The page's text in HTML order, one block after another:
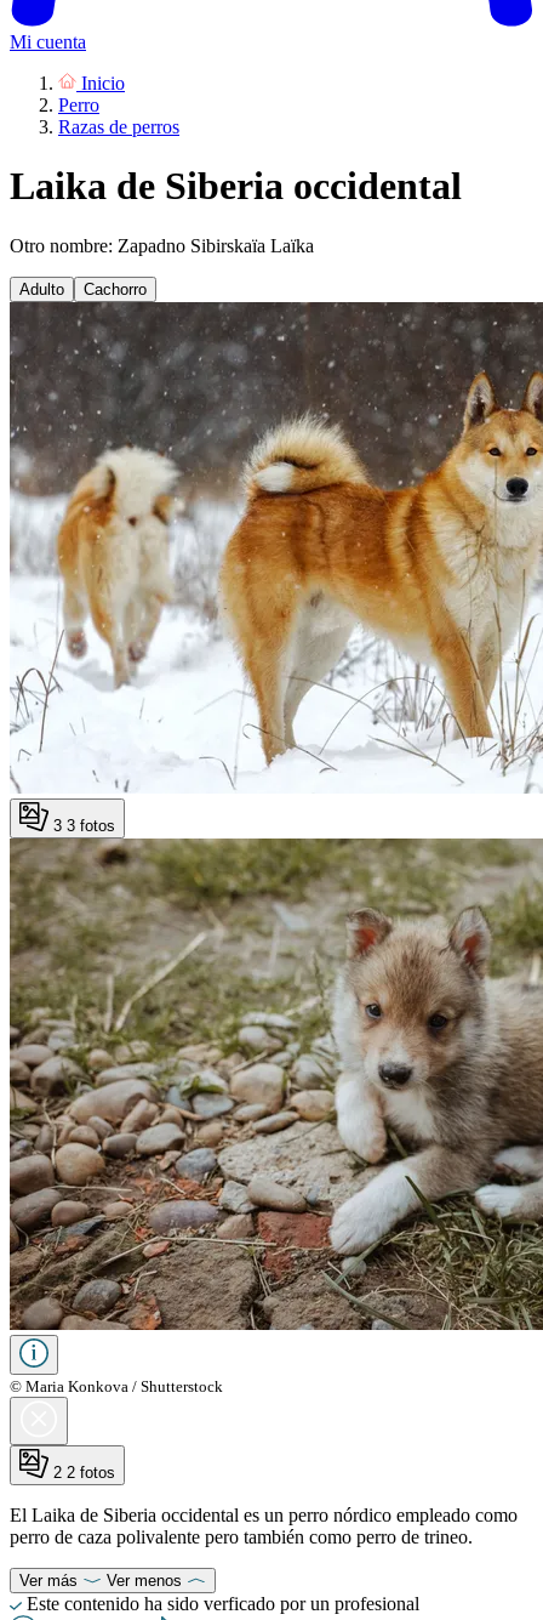
Mi cuenta
Inicio
Perro
Razas de perros
Laika de Siberia occidental
Otro nombre: Zapadno Sibirskaïa Laïka
Adulto Cachorro
3 3 fotos
© Maria Konkova / Shutterstock
2 2 fotos
El Laika de Siberia occidental es un perro nórdico empleado como
perro de caza polivalente pero también como perro de trineo.
Ver más Ver menos
Este contenido ha sido verficado por un profesional